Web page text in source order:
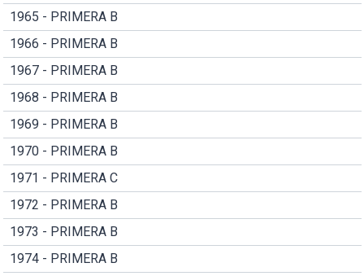
1965 - PRIMERA B
1966 - PRIMERA B
1967 - PRIMERA B
1968 - PRIMERA B
1969 - PRIMERA B
1970 - PRIMERA B
1971 - PRIMERA C
1972 - PRIMERA B
1973 - PRIMERA B
1974 - PRIMERA B